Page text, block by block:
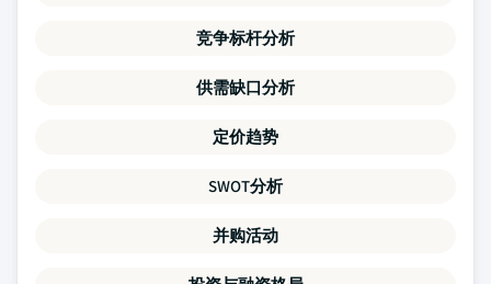
竞争标杆分析
供需缺口分析
定价趋势
SWOT分析
并购活动